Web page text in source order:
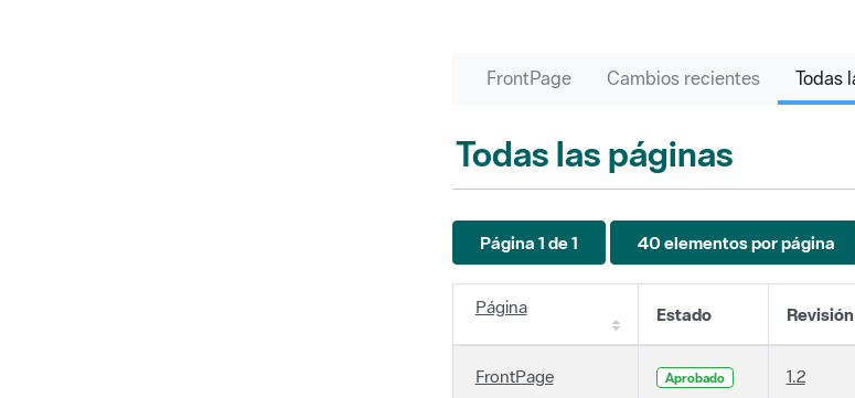
Página 1 de 1 40 elementos por página
Página Estado Revisión
FrontPage 1.2